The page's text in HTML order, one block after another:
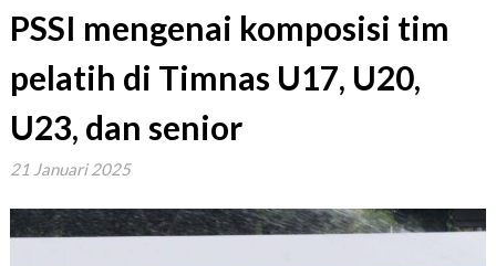
PSSI mengenai komposisi tim
pelatih di Timnas U17, U20,
U23, dan senior
21 Januari 2025